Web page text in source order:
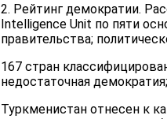
2. Рейтинг демократии.
Intelligence Unit по пяти
правительства;
167 стран
недостаточная
Туркменистан отнесен к